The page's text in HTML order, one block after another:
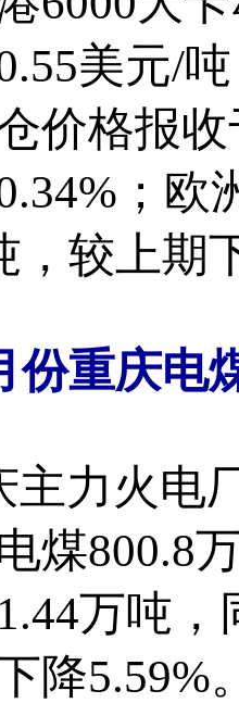
美元/
价格报
；欧
，较上期
份重庆电
力火电
煤800.8
万吨
降5.59%